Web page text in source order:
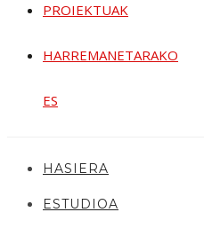
PROIEKTUAK
HARREMANETARAKO
ES
HASIERA
ESTUDIOA